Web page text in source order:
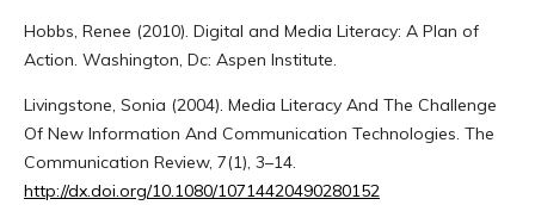
Hobbs, Renee (2010). Digital and Media Literacy: A Plan of
Action. Washington, Dc: Aspen Institute.
Livingstone, Sonia (2004). Media Literacy And The Challenge
Of New Information And Communication Technologies. The
Communication Review, 7(1), 3–14.
http://dx.doi.org/10.1080/10714420490280152